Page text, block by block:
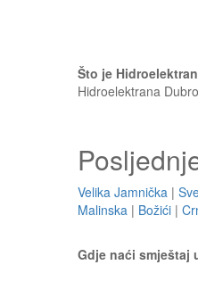
Što je
Hidroelektrana
Velika Jamnička |
Malinska | Božići |
Gdje naći smještaj